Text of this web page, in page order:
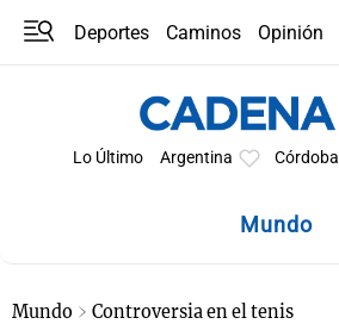
Deportes Caminos
Opinión
Lo Último Argentina Córdoba
Mundo
Mundo Controversia en el tenis